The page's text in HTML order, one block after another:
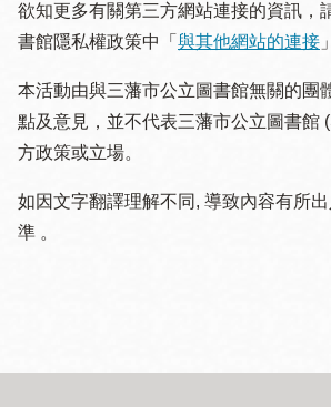
欲知更多有關第三方網站連接的資訊，
書館隱私權政策中「 與其他網站的連接
本活動由與三藩市公立圖書館無關的團
點及意見，並不代表三藩市公立圖書館
方政策或立場。
如因文字翻譯理解不同, 導致內容有所
準 。